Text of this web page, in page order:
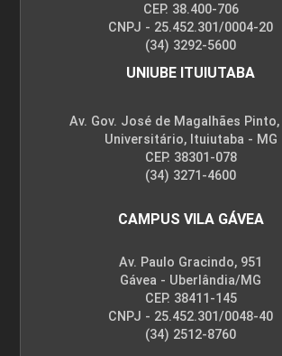
6
6
CEP. 38.400-706
CNPJ - 25.452.301/0004-20
(34) 3292-5600
UNIUBE ITUIUTABA
Av. Gov. José de Magalhães Pinto,
Universitário, Ituiutaba - MG
CEP. 38301-078
(34) 3271-4600
CAMPUS VILA GÁVEA
Av. Paulo Gracindo, 951
Gávea - Uberlândia/MG
CEP. 38411-145
CNPJ - 25.452.301/0048-40
(34) 2512-8760